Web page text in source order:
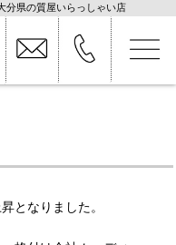
分県の質屋いらっしゃい店
となりました。